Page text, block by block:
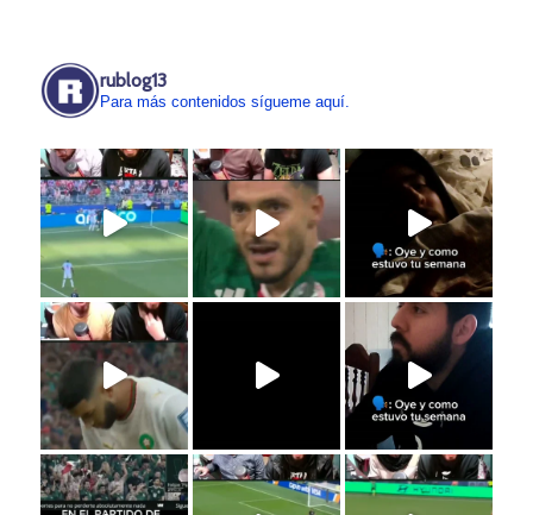
rublog13
Para más contenidos sígueme aquí.